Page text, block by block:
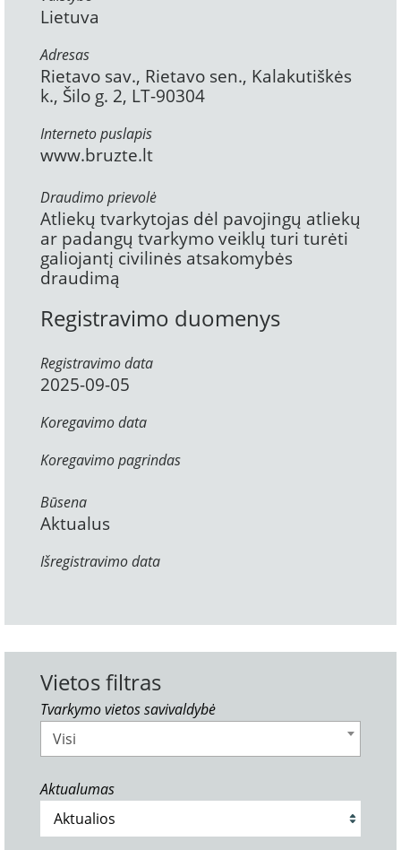
Lietuva
Adresas
Rietavo sav., Rietavo sen., Kalakutiškės
k., Šilo g. 2, LT-90304
Interneto puslapis
www.bruzte.lt
Draudimo prievolė
Atliekų tvarkytojas dėl pavojingų atliekų
ar padangų tvarkymo veiklų turi turėti
galiojantį civilinės atsakomybės
draudimą
Registravimo duomenys
Registravimo data
2025-09-05
Koregavimo data
Koregavimo pagrindas
Būsena
Aktualus
Išregistravimo data
Vietos filtras
Tvarkymo vietos savivaldybė
Visi
Aktualumas